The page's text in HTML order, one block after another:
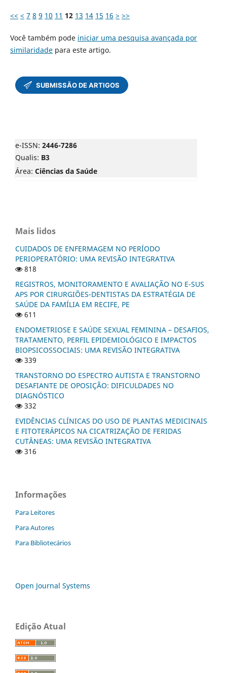
<< < 7 8 9 10 11 12 13 14 15 16 > >>
Você também pode iniciar uma pesquisa avançada por
similaridadepara este artigo.
e-ISSN: 2446-7286
Qualis: B3
Área: Ciências da Saúde
Mais lidos
CUIDADOS DE ENFERMAGEM NO PERÍODO
PERIOPERATÓRIO: UMA REVISÃO INTEGRATIVA
818
REGISTROS, MONITORAMENTO E AVALIAÇÃO NO E-SUS
APS POR CIRURGIÕES-DENTISTAS DA ESTRATÉGIA DE
SAÚDE DA FAMÍLIA EM RECIFE, PE
611
ENDOMETRIOSE E SAÚDE SEXUAL FEMININA – DESAFIOS,
TRATAMENTO, PERFIL EPIDEMIOLÓGICO E IMPACTOS
BIOPSICOSSOCIAIS: UMA REVISÃO INTEGRATIVA
339
TRANSTORNO DO ESPECTRO AUTISTA E TRANSTORNO
DESAFIANTE DE OPOSIÇÃO: DIFICULDADES NO
DIAGNÓSTICO
332
EVIDÊNCIAS CLÍNICAS DO USO DE PLANTAS MEDICINAIS
E FITOTERÁPICOS NA CICATRIZAÇÃO DE FERIDAS
CUTÂNEAS: UMA REVISÃO INTEGRATIVA
316
Informações
Para Leitores
Para Autores
Para Bibliotecários
Open Journal Systems
Edição Atual